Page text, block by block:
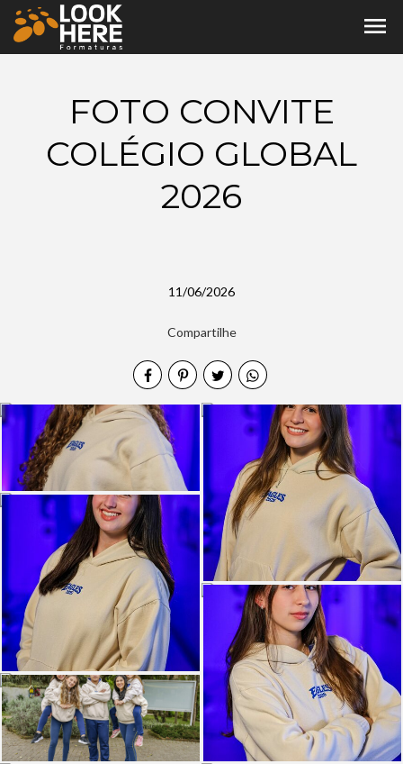
menu
FOTO CONVITE
COLÉGIO GLOBAL
2026
11/06/2026
Compartilhe